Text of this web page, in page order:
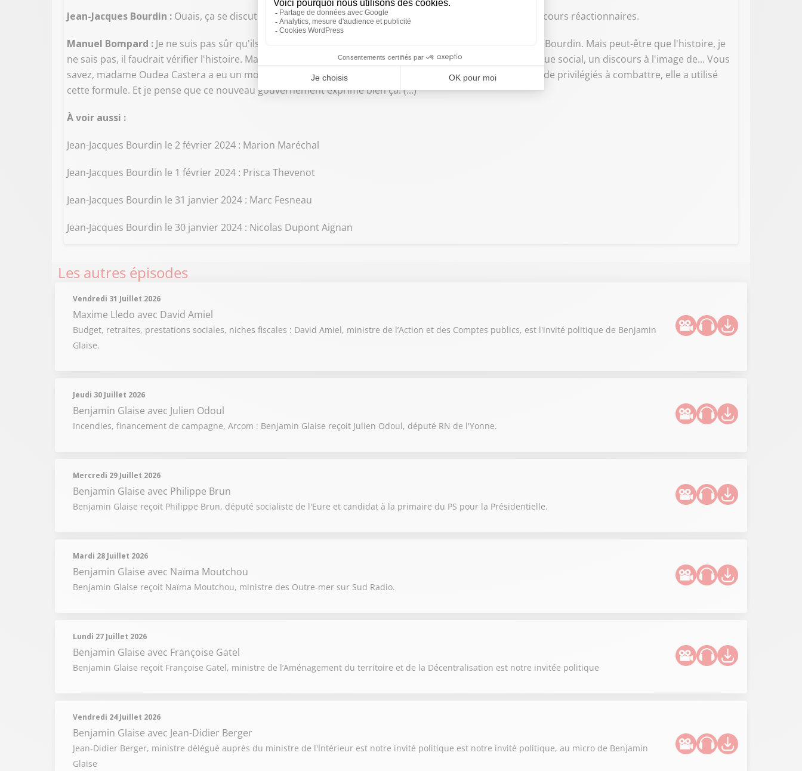
Jean-Jacques Bourdin : Ouais, ça se discute parce que Pétain, Laval ou d'autres ont prononcé d'autres discours réactionnaires.
Manuel Bompard : Je ne suis pas sûr qu'ils avaient prononcé de discours de politique générale, monsieur Bourdin. Mais peut-être que l'histoire, je
ne sais pas, il faudrait vérifier l'histoire. Mais en l'occurrence, oui, c'était un discours brutal d'un point de vue social, un discours à l'image de... Vous
savez, madame Oudea Castera a eu un moment de lucidité, elle a dit... Elle a dit, nous sommes cette caste de privilégiés à combattre, elle a utilisé
cette formule. Et je pense que ce nouveau gouvernement exprime bien ça. (...)
À voir aussi :
Jean-Jacques Bourdin le 2 février 2024 : Marion Maréchal
Jean-Jacques Bourdin le 1 février 2024 : Prisca Thevenot
Jean-Jacques Bourdin le 31 janvier 2024 : Marc Fesneau
Jean-Jacques Bourdin le 30 janvier 2024 : Nicolas Dupont Aignan
Les autres épisodes
Vendredi 31 Juillet 2026
Maxime Lledo avec David Amiel
Budget, retraites, prestations sociales, niches fiscales : David Amiel, ministre de l’Action et des Comptes publics, est l'invité politique de Benjamin
Glaise.
Jeudi 30 Juillet 2026
Benjamin Glaise avec Julien Odoul
Incendies, financement de campagne, Arcom : Benjamin Glaise reçoit Julien Odoul, député RN de l'Yonne.
Mercredi 29 Juillet 2026
Benjamin Glaise avec Philippe Brun
Benjamin Glaise reçoit Philippe Brun, député socialiste de l'Eure et candidat à la primaire du PS pour la Présidentielle.
Mardi 28 Juillet 2026
Benjamin Glaise avec Naïma Moutchou
Benjamin Glaise reçoit Naïma Moutchou, ministre des Outre-mer sur Sud Radio.
Lundi 27 Juillet 2026
Benjamin Glaise avec Françoise Gatel
Benjamin Glaise reçoit Françoise Gatel, ministre de l’Aménagement du territoire et de la Décentralisation est notre invitée politique
Vendredi 24 Juillet 2026
Benjamin Glaise avec Jean-Didier Berger
Jean-Didier Berger, ministre délégué auprès du ministre de l'Intérieur est notre invité politique est notre invité politique, au micro de Benjamin
Glaise